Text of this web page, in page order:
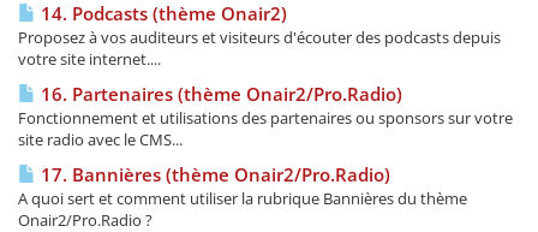
14. Podcasts (thème Onair2)
Proposez à vos auditeurs et visiteurs d'écouter des podcasts depuis
votre site internet....
16. Partenaires (thème Onair2/Pro.Radio)
Fonctionnement et utilisations des partenaires ou sponsors sur votre
site radio avec le CMS...
17. Bannières (thème Onair2/Pro.Radio)
A quoi sert et comment utiliser la rubrique Bannières du thème
Onair2/Pro.Radio ?